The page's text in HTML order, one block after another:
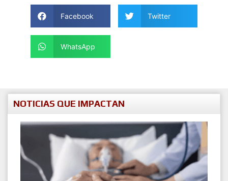
Facebook Twitter
WhatsApp
NOTICIAS QUE IMPACTAN